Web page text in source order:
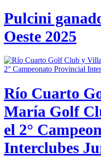
Pulcini
Oeste 2025
Río Cuarto
María Golf
el 2°
Interclubes